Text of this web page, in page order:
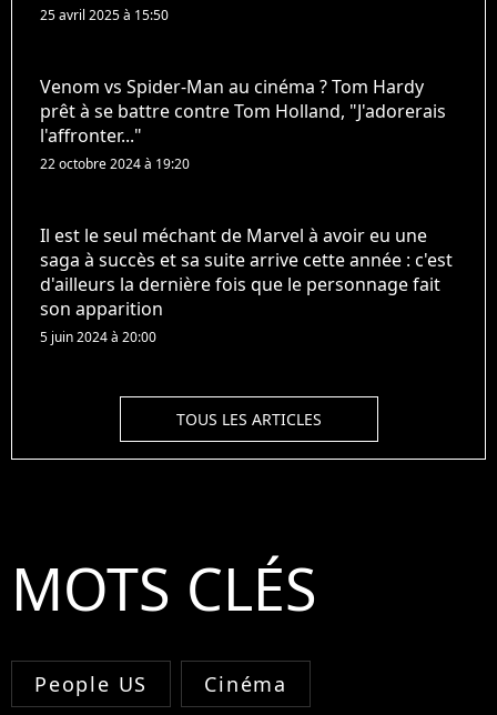
25 avril 2025 à 15:50
Venom vs Spider-Man au cinéma ? Tom Hardy
prêt à se battre contre Tom Holland, "J'adorerais
l'affronter..."
22 octobre 2024 à 19:20
Il est le seul méchant de Marvel à avoir eu une
saga à succès et sa suite arrive cette année : c'est
d'ailleurs la dernière fois que le personnage fait
son apparition
5 juin 2024 à 20:00
TOUS LES ARTICLES
MOTS CLÉS
People US Cinéma